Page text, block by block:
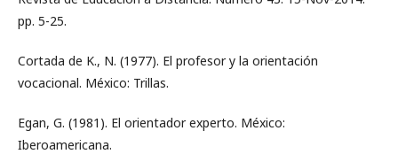
pp. 5-25.
Cortada de K., N. (1977). El profesor y la orientación
vocacional. México: Trillas.
Egan, G. (1981). El orientador experto. México:
Iberoamericana.